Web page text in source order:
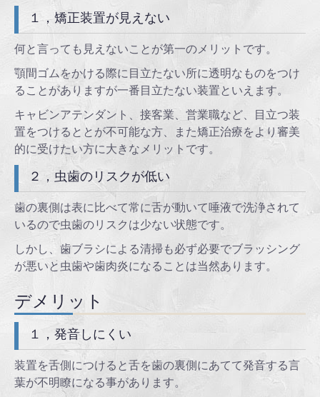
１，矯正装置が見えない
何と言っても見えないことが第一のメリットです。
顎間ゴムをかける際に目立たない所に透明なものをつけ
ることがありますが一番目立たない装置といえます。
キャビンアテンダント、接客業、営業職など、目立つ装
置をつけるととが不可能な方、また矯正治療をより審美
的に受けたい方に大きなメリットです。
２，虫歯のリスクが低い
歯の裏側は表に比べて常に舌が動いて唾液で洗浄されて
いるので虫歯のリスクは少ない状態です。
しかし、歯ブラシによる清掃も必ず必要でブラッシング
が悪いと虫歯や歯肉炎になることは当然あります。
デメリット
１，発音しにくい
装置を舌側につけると舌を歯の裏側にあてて発音する言
葉が不明瞭になる事があります。